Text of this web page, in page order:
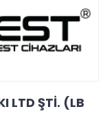
LTD ŞTİ. (LB